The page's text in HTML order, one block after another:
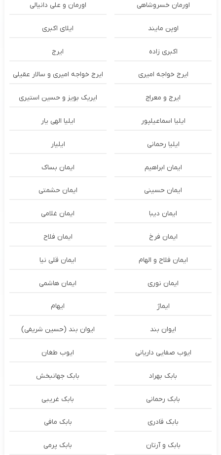
اورمان خسروشاهی اورمان و علی دانیالی
اوپن مایند ايلاى اكبرى
اکبری زاده ایرج
ایرج خواجه امیری ایرج خواجه امیری و سالار عقیلی
ایرج و معراج ایریک بویز و حسین استیری
ایلیا اسماعیلپور ایلیا الهی یار
ایلیا رحمانی ایلیار
ایمان ابراهیم ایمان بساک
ایمان حسینی ایمان حشمتی
ایمان دیبا ایمان غلامی
ایمان فرخ ایمان فلاح
ایمان فلاح و الهام ایمان قلی نیا
ایمان نوری ایمان هاشمی
ایماژ ایهام
ایوان بند ایوان بند (حسین شریفی)
ایوب صفایی داریانی ایوب طغان
بابک بهراد بابک جهانبخش
بابک رحمانی بابک غریبی
بابک قادری بابک مافی
بابک و آرتان بابک پرمی